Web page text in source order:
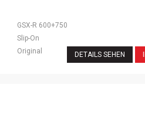
GSX-R 600+750
Slip-On
Original DETAILS SEHEN